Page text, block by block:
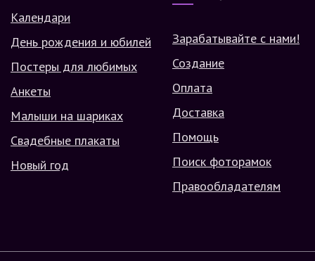
Календари
День рождения и юбилей
Постеры для любимых
Анкеты
Малыши на шариках
Свадебные плакаты
Новый год
Зарабатывайте с нами!
Создание
Оплата
Доставка
Помощь
Поиск фоторамок
Правообладателям